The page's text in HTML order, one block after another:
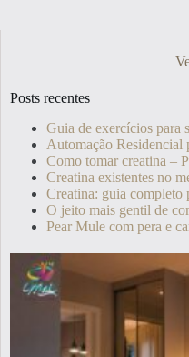
Posts recentes
Guia de exercícios para
Automação Residencial
Como tomar creatina –
Creatina existentes no
Creatina: guia completo
O jeito mais gentil de
Pear Mule com pera e